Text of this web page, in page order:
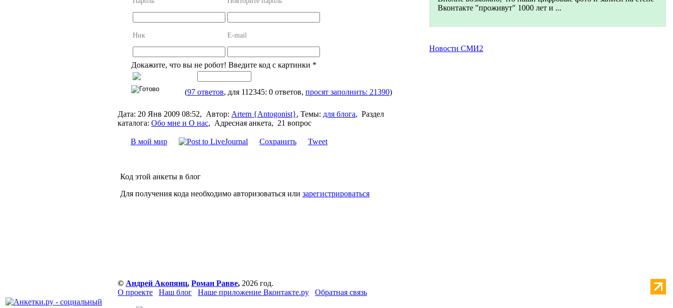
Ник E-mail
Докажите, что вы не робот! Введите код с картинки *
(97 ответов, для 112345: 0 ответов, просят заполнить: 21390)
Дата: 20 Янв 2009 08:52, Автор: Artem {Antogonist}, Темы: для блога, Раздел
каталога: Обо мне и О нас, Адресная анкета, 21 вопрос
В мой мир Сохранить Tweet
Код этой анкеты в блог
Для получения кода необходимо авторизоваться или зарегистрироваться
Вконтакте "проживут" 1000 лет и ...
Новости СМИ2
© Андрей Акопянц, Роман Равве, 2026 год.
О проекте
Наш блог Наше приложение Вконтакте.ру Обратная связь